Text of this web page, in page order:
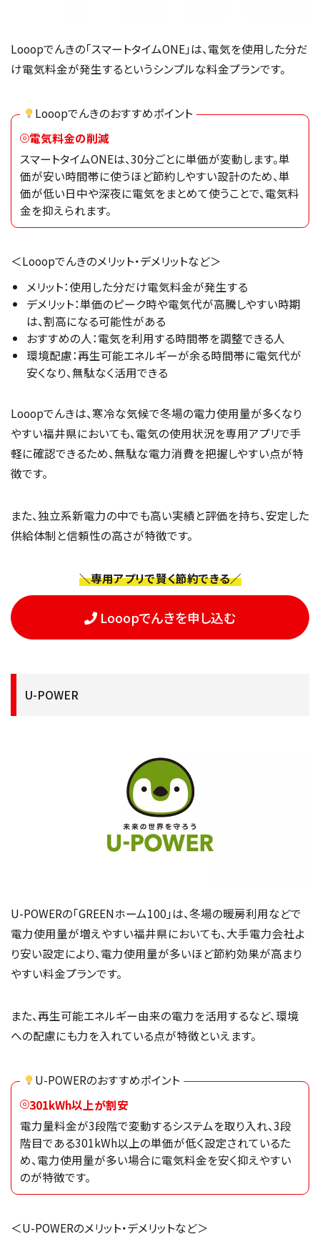
Looopでんきの「スマートタイムONE」は、電気を使用した分だ
け電気料金が発生するというシンプルな料金プランです。
Looopでんきのおすすめポイント
電気料金の削減
スマートタイムONEは、30分ごとに単価が変動します。単
価が安い時間帯に使うほど節約しやすい設計のため、単
価が低い日中や深夜に電気をまとめて使うことで、電気料
金を抑えられます。
＜Looopでんきのメリット・デメリットなど＞
メリット：使用した分だけ電気料金が発生する
デメリット：単価のピーク時や電気代が高騰しやすい時期
は、割高になる可能性がある
おすすめの人：電気を利用する時間帯を調整できる人
環境配慮：再生可能エネルギーが余る時間帯に電気代が
安くなり、無駄なく活用できる
Looopでんきは、寒冷な気候で冬場の電力使用量が多くなり
やすい福井県においても、電気の使用状況を専用アプリで手
軽に確認できるため、無駄な電力消費を把握しやすい点が特
徴です。
また、独立系新電力の中でも高い実績と評価を持ち、安定した
供給体制と信頼性の高さが特徴です。
＼専用アプリで賢く節約できる／
Looopでんきを申し込む
U-POWER
U-POWERの「GREENホーム100」は、冬場の暖房利用などで
電力使用量が増えやすい福井県においても、大手電力会社よ
り安い設定により、電力使用量が多いほど節約効果が高まり
やすい料金プランです。
また、再生可能エネルギー由来の電力を活用するなど、環境
への配慮にも力を入れている点が特徴といえます。
U-POWERのおすすめポイント
301kWh以上が割安
電力量料金が3段階で変動するシステムを取り入れ、3段
階目である301kWh以上の単価が低く設定されているた
め、電力使用量が多い場合に電気料金を安く抑えやすい
のが特徴です。
＜U-POWERのメリット・デメリットなど＞